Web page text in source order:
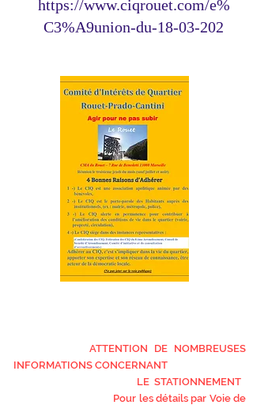
https://www.ciqrouet.com/e%
C3%A9union-du-18-03-202
ATTENTION DE NOMBREUSES
INFORMATIONS CONCERNANT
LE STATIONNEMENT
Pour les détails par Voie de